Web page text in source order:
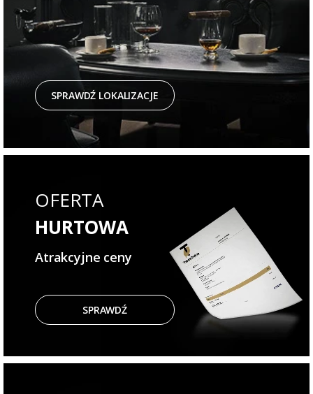
SPRAWDŹ LOKALIZACJE
OFERTA
HURTOWA
Atrakcyjne ceny
SPRAWDŹ